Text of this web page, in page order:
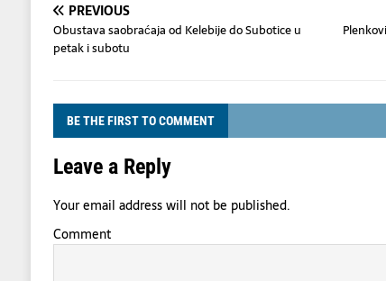
PREVIOUS
Obustava saobraćaja od Kelebije do Subotice u
petak i subotu
BE THE FIRST TO COMMENT
Leave a Reply
Your email address will not be published.
Comment